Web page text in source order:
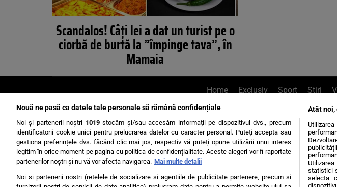
Scandalos! Câți lei a dat un turist pe o
ciorbă de burtă la ”împinge tava”, în
Mamaia
Home Exclusiv Sport Știri
AI UN PONT? Scrie-ne pe Whatsapp, sună
Știri interne
Ultimele stiri Diete Insula Iubirii
Nouă ne pasă ca datele tale personale să rămână confidențiale
Noi și partenerii noștri 1019stocăm și/sau accesăm informații pe dispozitivul dvs., precum
identificatorii cookie unici pentru prelucrarea datelor cu caracter personal. Puteți accepta sau
gestiona preferințele dvs. făcând clic mai jos, respectiv vă puteți opune utilizării unui interes
legitim în orice moment pe pagina cu politica de confidențialitate. Aceste alegeri vor fi raportate
partenerilor noștri și nu vă vor afecta navigarea. Mai multe detalii
Noi si partenerii nostri (retelele de socializare si agentiile de publicitate partenere, precum si
Atât noi,
statistici
selecta